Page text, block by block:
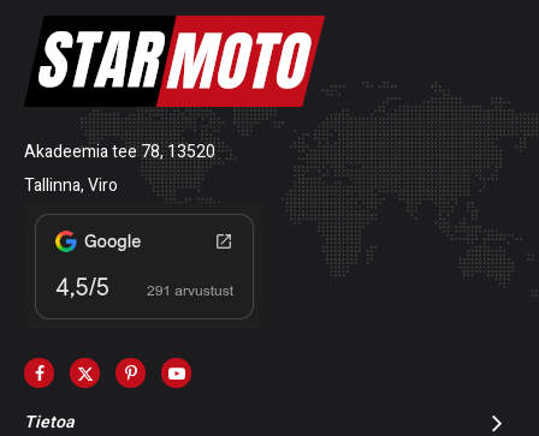
Akadeemia tee 78, 13520
Tallinna, Viro
Tietoa